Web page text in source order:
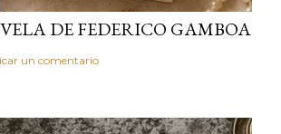
DE FEDERICO GAMBOA
un comentario